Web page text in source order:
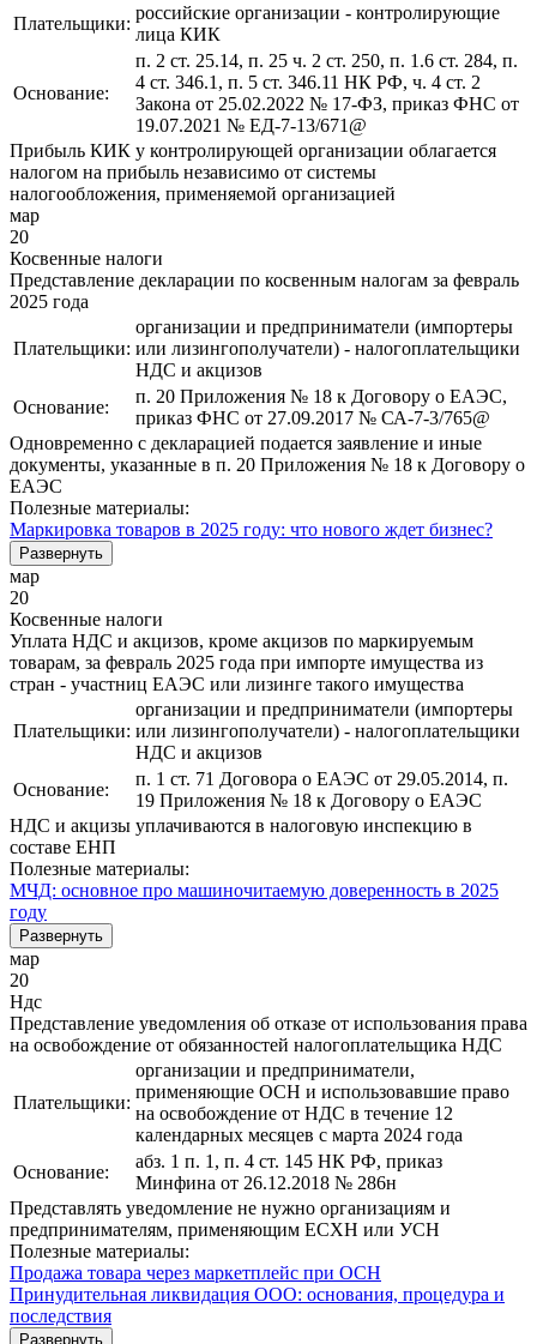
Плательщики:
российские организации - контролирующие
лица КИК
Основание:
п. 2 ст. 25.14, п. 25 ч. 2 ст. 250, п. 1.6 ст. 284, п.
4 ст. 346.1, п. 5 ст. 346.11 НК РФ, ч. 4 ст. 2
Закона от 25.02.2022 № 17-ФЗ, приказ ФНС от
19.07.2021 № ЕД-7-13/671@
Прибыль КИК у контролирующей организации облагается
налогом на прибыль независимо от системы
налогообложения, применяемой организацией
мар
20
Косвенные налоги
Представление декларации по косвенным налогам за февраль
2025 года
Плательщики:
организации и предприниматели (импортеры
или лизингополучатели) - налогоплательщики
НДС и акцизов
Основание:
п. 20 Приложения № 18 к Договору о ЕАЭС,
приказ ФНС от 27.09.2017 № СА-7-3/765@
Одновременно с декларацией подается заявление и иные
документы, указанные в п. 20 Приложения № 18 к Договору о
ЕАЭС
Полезные материалы:
Маркировка товаров в 2025 году: что нового ждет бизнес?
Развернуть
мар
20
Косвенные налоги
Уплата НДС и акцизов, кроме акцизов по маркируемым
товарам, за февраль 2025 года при импорте имущества из
стран - участниц ЕАЭС или лизинге такого имущества
Плательщики:
организации и предприниматели (импортеры
или лизингополучатели) - налогоплательщики
НДС и акцизов
Основание:
п. 1 ст. 71 Договора о ЕАЭС от 29.05.2014, п.
19 Приложения № 18 к Договору о ЕАЭС
НДС и акцизы уплачиваются в налоговую инспекцию в
составе ЕНП
Полезные материалы:
МЧД: основное про машиночитаемую доверенность в 2025
году
Развернуть
мар
20
Ндс
Представление уведомления об отказе от использования права
на освобождение от обязанностей налогоплательщика НДС
Плательщики:
организации и предприниматели,
применяющие ОСН и использовавшие право
на освобождение от НДС в течение 12
календарных месяцев с марта 2024 года
Основание:
абз. 1 п. 1, п. 4 ст. 145 НК РФ, приказ
Минфина от 26.12.2018 № 286н
Представлять уведомление не нужно организациям и
предпринимателям, применяющим ЕСХН или УСН
Полезные материалы:
Продажа товара через маркетплейс при ОСН
Принудительная ликвидация ООО: основания, процедура и
последствия
Развернуть